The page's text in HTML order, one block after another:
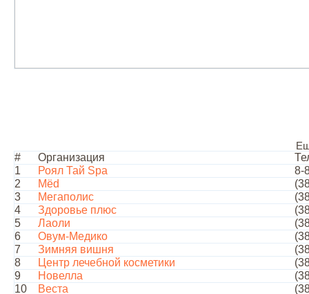
# Организация
1
Роял Тай Spa
8-
2
Мёd
3
Мегаполис
4
Здоровье плюс
5
Лаоли
6
Овум-Медико
7
Зимняя вишня
8
Центр лечебной косметики
9
Новелла
10
Веста